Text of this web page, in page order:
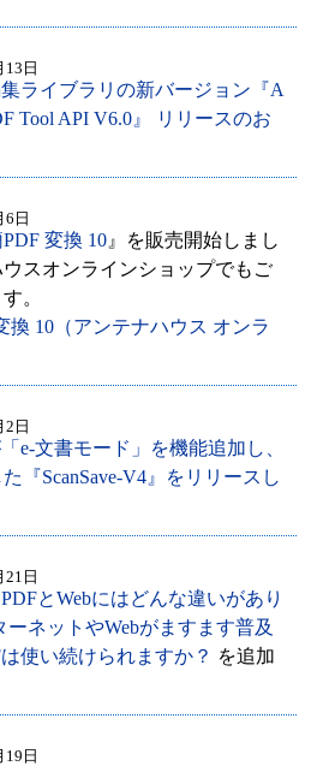
13日
ライブラリの新バージョン『A
Tool API V6.0』 リリースのお
6日
変換 10 』を販売開始しまし
スオンラインショップでもご
。
換 10（アンテナハウス オンラ
2日
e-文書モード」を機能追加し、
『ScanSave-V4』をリリースし
21日
PDFとWebにはどんな違いがあり
ネットやWebがますます普及
使い続けられますか？ を追加
19日